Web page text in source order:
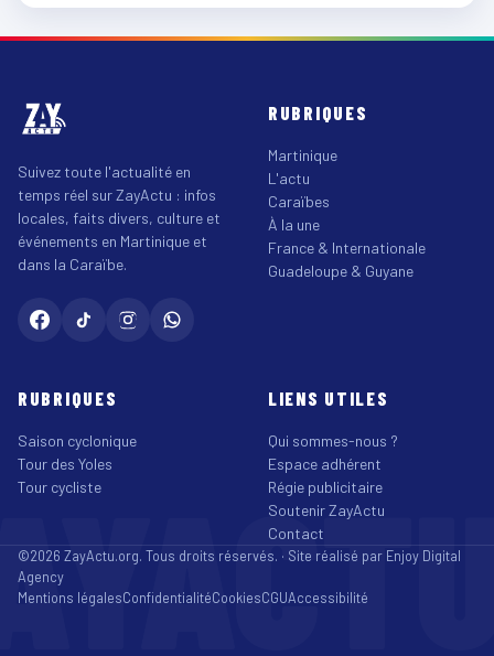
Suivez toute l'actualité en
temps réel sur ZayActu : infos
locales, faits divers, culture et
événements en Martinique et
dans la Caraïbe.
RUBRIQUES
Martinique
L'actu
Caraïbes
À la une
France & Internationale
Guadeloupe & Guyane
RUBRIQUES
Saison cyclonique
Tour des Yoles
Tour cycliste
LIENS UTILES
Qui sommes-nous ?
Espace adhérent
Régie publicitaire
Soutenir ZayActu
Contact
©2026 ZayActu.org. Tous droits réservés. · Site réalisé par Enjoy Digital
Agency
Mentions légalesConfidentialitéCookiesCGUAccessibilité